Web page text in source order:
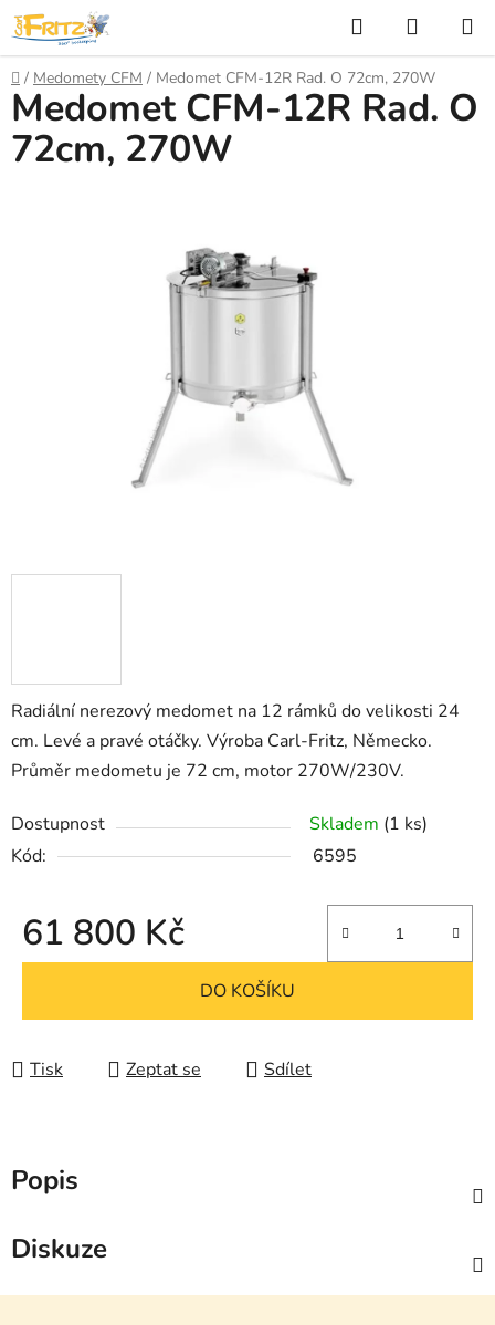
Přejít
na
obsah
Hledat
KOŠÍK
Domů
/ Medomety CFM / Medomet CFM-12R Rad. O 72cm, 270W
Radiální nerezový medomet na 12 rámků do velikosti 24
cm. Levé a pravé otáčky. Výroba Carl-Fritz, Německo.
Průměr medometu je 72 cm, motor 270W/230V.
Dostupnost Skladem (1 ks)
Kód:
6595
61 800 Kč
Měrná cena:
DO KOŠÍKU
Tisk Zeptat se Sdílet
Medomet CFM-12R Rad. O
72cm, 270W
Popis
Diskuze